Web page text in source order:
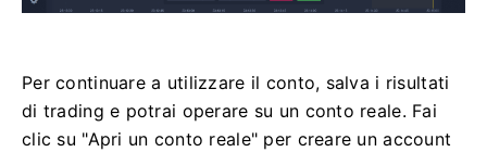
Per continuare a utilizzare il conto, salva i risultati
di trading e potrai operare su un conto reale. Fai
clic su "Apri un conto reale" per creare un account